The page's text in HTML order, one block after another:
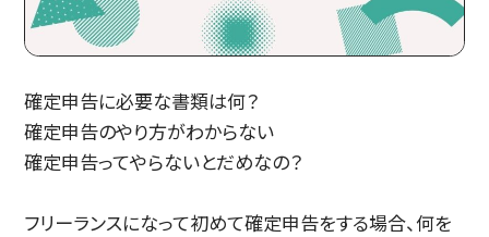
確定申告に必要な書類は何？
確定申告のやり方がわからない
確定申告ってやらないとだめなの？
フリーランスになって初めて確定申告をする場合、何を